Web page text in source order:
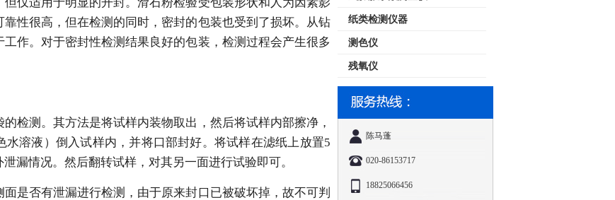
性很高，但在检测的同时，密封的包装也受到了损坏。从钻
作。对于密封性检测结果良好的包装，检测过程会产生很多
检测。其方法是将试样内装物取出，然后将试样内部擦净，
溶液）倒入试样内，并将口部封好。将试样在滤纸上放置5
漏情况。然后翻转试样，对其另一面进行试验即可。
是否有泄漏进行检测，由于原来封口已被破坏掉，故不可判
纸类检测仪器
测色仪
残氧仪
陈马蓬
020-86153717
18825066456